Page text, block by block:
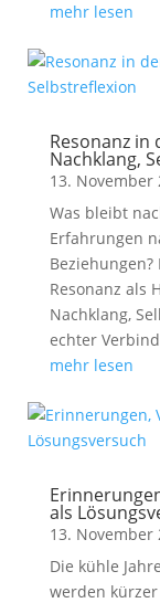
mehr lesen
Resonanz in
Nachklang,
13. November
Was bleibt
Erfahrungen
Resonanz als
Nachklang,
echter
mehr lesen
als
13. November
Die kühle
werden